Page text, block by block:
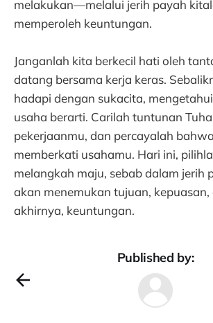
melakukan—melalui jerih payah
memperoleh keuntungan.
Janganlah kita berkecil hati oleh
datang bersama kerja keras.
hadapi dengan sukacita,
usaha berarti. Carilah tuntunan
pekerjaanmu, dan percayalah
memberkati usahamu. Hari ini,
melangkah maju, sebab dalam jerih
akan menemukan tujuan, kepuasan,
akhirnya, keuntungan.
Published by: